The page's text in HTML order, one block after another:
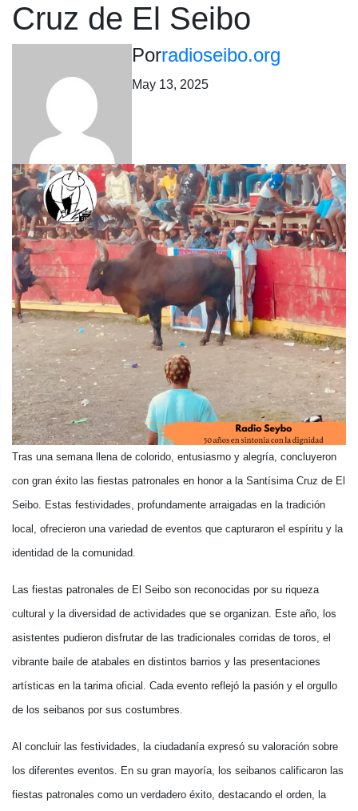
Cruz de El Seibo
Porradioseibo.org
May 13, 2025
Tras una semana llena de colorido, entusiasmo y alegría, concluyeron
con gran éxito las fiestas patronales en honor a la Santísima Cruz de El
Seibo. Estas festividades, profundamente arraigadas en la tradición
local, ofrecieron una variedad de eventos que capturaron el espíritu y la
identidad de la comunidad.
Las fiestas patronales de El Seibo son reconocidas por su riqueza
cultural y la diversidad de actividades que se organizan. Este año, los
asistentes pudieron disfrutar de las tradicionales corridas de toros, el
vibrante baile de atabales en distintos barrios y las presentaciones
artísticas en la tarima oficial. Cada evento reflejó la pasión y el orgullo
de los seibanos por sus costumbres.
Al concluir las festividades, la ciudadanía expresó su valoración sobre
los diferentes eventos. En su gran mayoría, los seibanos calificaron las
fiestas patronales como un verdadero éxito, destacando el orden, la